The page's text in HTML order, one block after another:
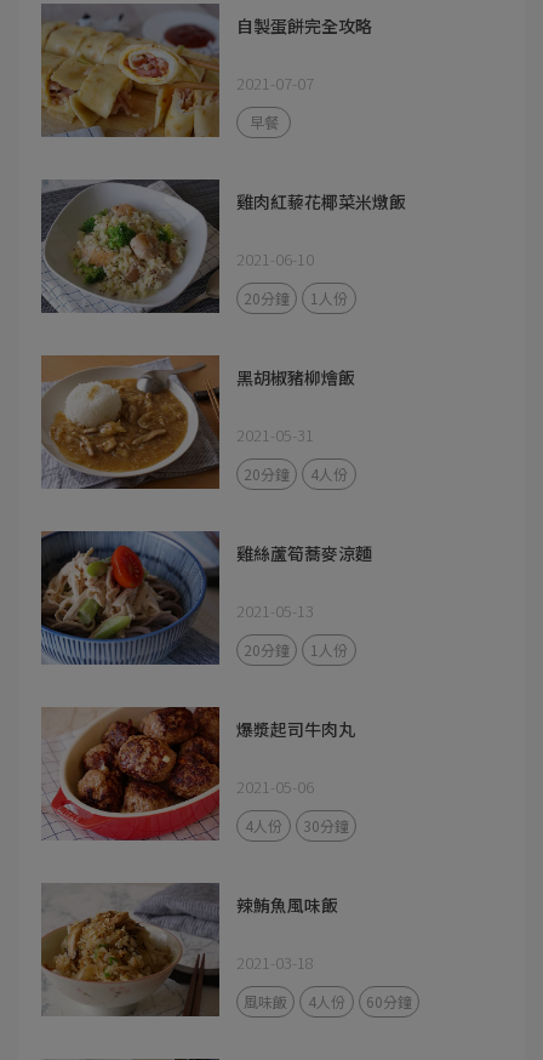
自製蛋餅完全攻略
2021-07-07
早餐
雞肉紅藜花椰菜米燉飯
2021-06-10
20分鐘 1人份
黑胡椒豬柳燴飯
2021-05-31
20分鐘 4人份
雞絲蘆筍蕎麥涼麵
2021-05-13
20分鐘 1人份
爆漿起司牛肉丸
2021-05-06
4人份 30分鐘
辣鮪魚風味飯
2021-03-18
風味飯 4人份 60分鐘